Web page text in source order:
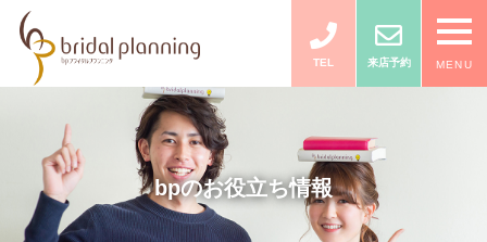
TEL 来店予約 MENU
bpのお役立ち情報